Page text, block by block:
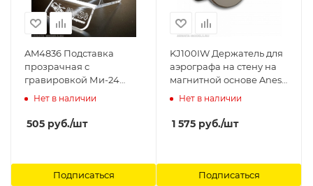
AM4836 Подставка
прозрачная с
гравировкой Ми-24
Arma Models
Нет в наличии
505 руб./шт
Подписаться
KJ100IW Держатель для
аэрографа на стену на
магнитной основе Anest
Iwata
Нет в наличии
1 575 руб./шт
Подписаться